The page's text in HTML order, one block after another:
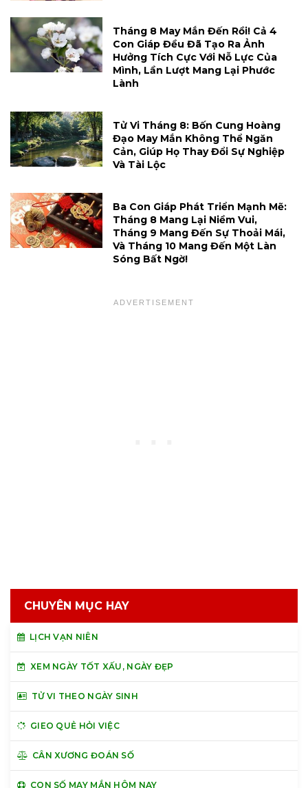
Tháng 8 May Mắn Đến Rồi! Cả 4
Con Giáp Đều Đã Tạo Ra Ảnh
Hưởng Tích Cực Với Nỗ Lực Của
Mình, Lần Lượt Mang Lại Phước
Lành
Tử Vi Tháng 8: Bốn Cung Hoàng
Đạo May Mắn Không Thể Ngăn
Cản, Giúp Họ Thay Đổi Sự Nghiệp
Và Tài Lộc
Ba Con Giáp Phát Triển Mạnh Mẽ:
Tháng 8 Mang Lại Niềm Vui,
Tháng 9 Mang Đến Sự Thoải Mái,
Và Tháng 10 Mang Đến Một Làn
Sóng Bất Ngờ!
CHUYÊN MỤC HAY
LỊCH VẠN NIÊN
XEM NGÀY TỐT XẤU, NGÀY ĐẸP
TỬ VI THEO NGÀY SINH
GIEO QUẺ HỎI VIỆC
CÂN XƯƠNG ĐOÁN SỐ
CON SỐ MAY MẮN HÔM NAY